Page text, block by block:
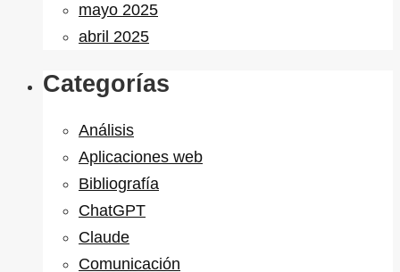
mayo 2025
abril 2025
Categorías
Análisis
Aplicaciones web
Bibliografía
ChatGPT
Claude
Comunicación